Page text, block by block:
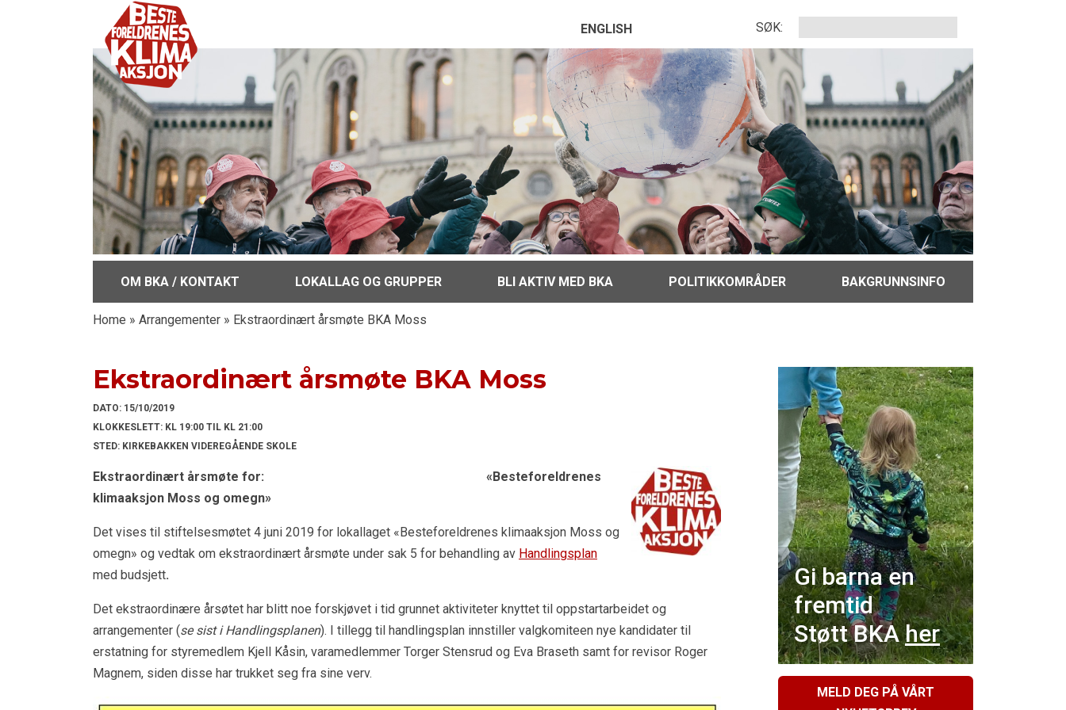
ENGLISH SØK:
OM BKA / KONTAKT LOKALLAG OG GRUPPER BLI AKTIV MED BKA POLITIKKOMRÅDER BAKGRUNNSINFO
Home » Arrangementer » Ekstraordinært årsmøte BKA Moss
Ekstraordinært årsmøte BKA Moss
DATO: 15/10/2019
KLOKKESLETT: KL 19:00 TIL KL 21:00
STED: KIRKEBAKKEN VIDEREGÅENDE SKOLE
Ekstraordinært årsmøte for: «Besteforeldrenes
klimaaksjon Moss og omegn»
Det vises til stiftelsesmøtet 4 juni 2019 for lokallaget «Besteforeldrenes klimaaksjon Moss og
omegn» og vedtak om ekstraordinært årsmøte under sak 5 for behandling av Handlingsplan
med budsjett.
Det ekstraordinære årsøtet har blitt noe forskjøvet i tid grunnet aktiviteter knyttet til oppstartarbeidet og
arrangementer (se sist i Handlingsplanen). I tillegg til handlingsplan innstiller valgkomiteen nye kandidater til
erstatning for styremedlem Kjell Kåsin, varamedlemmer Torger Stensrud og Eva Braseth samt for revisor Roger
Magnem, siden disse har trukket seg fra sine verv.
Gi barna en
fremtid
Støtt BKAher
MELD DEG PÅ VÅRT